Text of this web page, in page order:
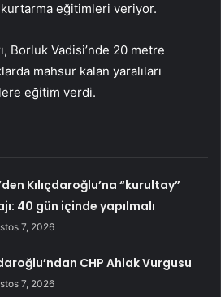
kurtarma eğitimleri veriyor.
Borluk Vadisi’nde 20 metre
mahsur kalan yaralıları
eğitim verdi.
Kılıçdaroğlu’na “kurultay”
40 gün içinde yapılmalı
7, 2026
CHP Ahlak Vurgusu
7, 2026